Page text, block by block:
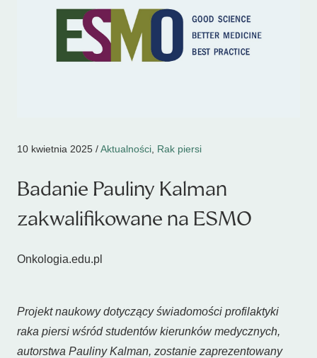
10 kwietnia 2025 /Aktualności Rak piersi
Badanie Pauliny Kalman
zakwalifikowane na ESMO
Onkologia.edu.pl
Projekt naukowy dotyczący świadomości profilaktyki
raka piersi wśród studentów kierunków medycznych,
autorstwa Pauliny Kalman, zostanie zaprezentowany